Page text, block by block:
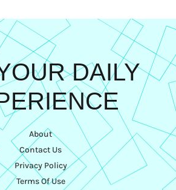
DAILY
About
Contact Us
Privacy Policy
Terms Of Use